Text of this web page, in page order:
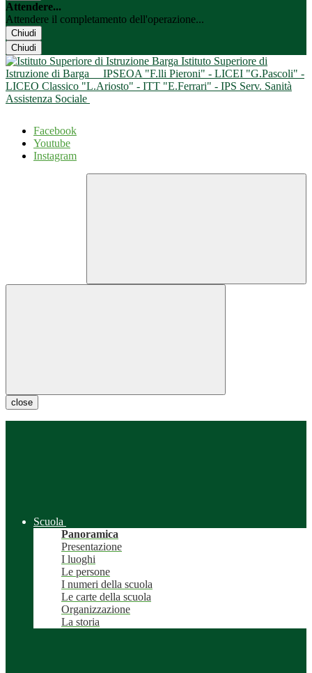
Attendere...
Attendere il completamento dell'operazione...
Chiudi
Chiudi
Istituto Superiore di
Istruzione di Barga
IPSEOA "F.lli Pieroni" - LICEI "G.Pascoli" -
LICEO Classico "L.Ariosto" - ITT "E.Ferrari" - IPS Serv. Sanità
Assistenza Sociale
Facebook
Youtube
Instagram
close
Scuola
Panoramica
Presentazione
I luoghi
Le persone
I numeri della scuola
Le carte della scuola
Organizzazione
La storia